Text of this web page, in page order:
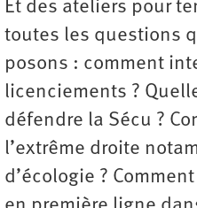
Et des ateliers pour
toutes les questions
posons : comment
licenciements ?
défendre la Sécu ?
l’extrême droite
d’écologie ?